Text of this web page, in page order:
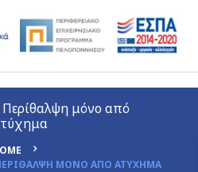
μόνο από
ΜΟΝΟ ΑΠΟ ΑΤΥΧΗΜΑ